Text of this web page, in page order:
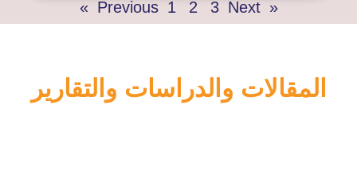
« Previous
1 2 3 Next »
المقالات والدراسات والتقارير